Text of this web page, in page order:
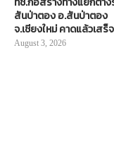
สันป่าตอง อ.สันป่าตอง
จ.เชียงใหม่ คาดแล้วเส
August 3, 2026